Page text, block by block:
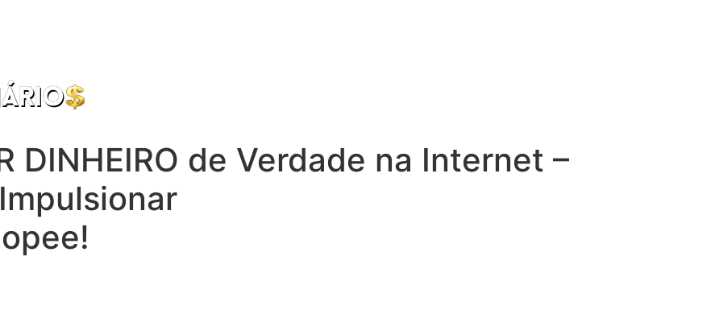
DINHEIRO de Verdade na Internet –